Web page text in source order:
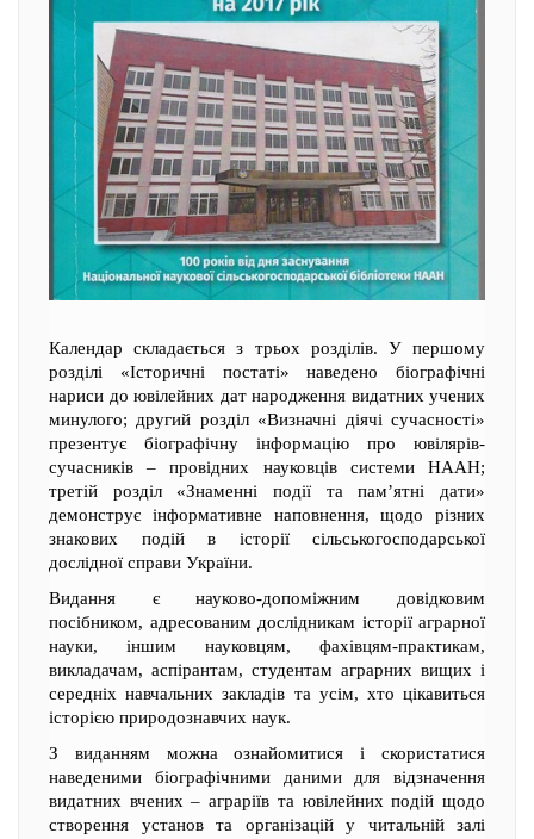
Календар складається з трьох розділів. У першому
розділі «Історичні постаті» наведено біографічні
нариси до ювілейних дат народження видатних учених
минулого; другий розділ «Визначні діячі сучасності»
презентує біографічну інформацію про ювілярів-
сучасників – провідних науковців системи НААН;
третій розділ «Знаменні події та пам’ятні дати»
демонструє інформативне наповнення, щодо різних
знакових подій в історії сільськогосподарської
дослідної справи України.
Видання є науково-допоміжним довідковим
посібником, адресованим дослідникам історії аграрної
науки, іншим науковцям, фахівцям-практикам,
викладачам, аспірантам, студентам аграрних вищих і
середніх навчальних закладів та усім, хто цікавиться
історією природознавчих наук.
З виданням можна ознайомитися і скористатися
наведеними біографічними даними для відзначення
видатних вчених – аграріїв та ювілейних подій щодо
створення установ та організацій у читальній залі